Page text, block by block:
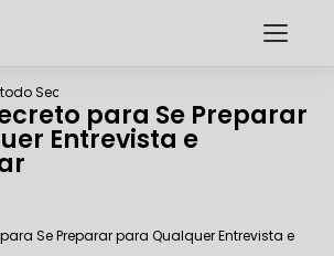
Secreto para Se Preparar para Qualquer
para Se Preparar
Entrevista e